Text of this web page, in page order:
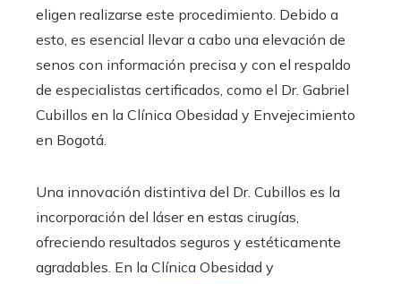
eligen realizarse este procedimiento. Debido a
esto, es esencial llevar a cabo una elevación de
senos con información precisa y con el respaldo
de especialistas certificados, como el Dr. Gabriel
Cubillos en la Clínica Obesidad y Envejecimiento
en Bogotá.
Una innovación distintiva del Dr. Cubillos es la
incorporación del láser en estas cirugías,
ofreciendo resultados seguros y estéticamente
agradables. En la Clínica Obesidad y